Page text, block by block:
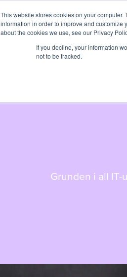
This website stores cookies on your
information in order to improve and customize
about the cookies we use, see our Privacy
If you decline, your information
not to be tracked.
Grunden i all